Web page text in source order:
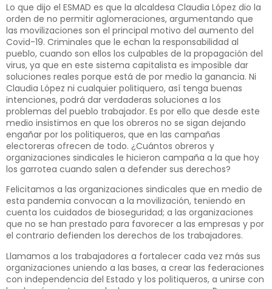
Lo que dijo el ESMAD es que la alcaldesa Claudia López dio la
orden de no permitir aglomeraciones, argumentando que
las movilizaciones son el principal motivo del aumento del
Covid-19. Criminales que le echan la responsabilidad al
pueblo, cuando son ellos los culpables de la propagación del
virus, ya que en este sistema capitalista es imposible dar
soluciones reales porque está de por medio la ganancia. Ni
Claudia López ni cualquier politiquero, así tenga buenas
intenciones, podrá dar verdaderas soluciones a los
problemas del pueblo trabajador. Es por ello que desde este
medio insistimos en que los obreros no se sigan dejando
engañar por los politiqueros, que en las campañas
electoreras ofrecen de todo. ¿Cuántos obreros y
organizaciones sindicales le hicieron campaña a la que hoy
los garrotea cuando salen a defender sus derechos?
Felicitamos a las organizaciones sindicales que en medio de
esta pandemia convocan a la movilización, teniendo en
cuenta los cuidados de bioseguridad; a las organizaciones
que no se han prestado para favorecer a las empresas y por
el contrario defienden los derechos de los trabajadores.
Llamamos a los trabajadores a fortalecer cada vez más sus
organizaciones uniendo a las bases, a crear las federaciones
con independencia del Estado y los politiqueros, a unirse con